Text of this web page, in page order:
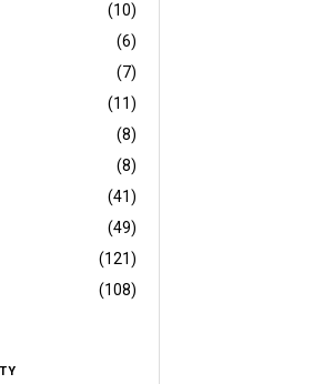
(10)
(6)
(7)
(11)
(8)
(8)
(41)
(49)
(121)
(108)